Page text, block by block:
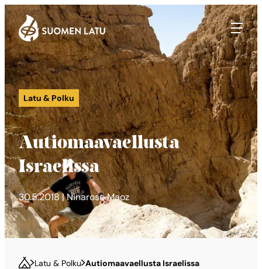
Siirry
suoraan
sisältöön
Suomen Latu
Latu & Polku
Autiomaavaellusta
Israelissa
30.5.2018 | Ninarose Maoz
Latu & Polku Autiomaavaellusta Israelissa